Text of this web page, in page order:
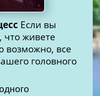
Если вы
что живете
возможно, все
головного